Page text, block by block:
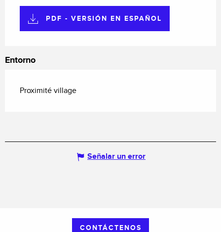
PDF - VERSIÓN EN ESPAÑOL
Entorno
Proximité village
Señalar un error
CONTÁCTENOS